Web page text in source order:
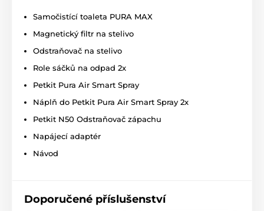
Trojitá regulace zápachu
Váš domov bude vždy dokonale čistý a voňavý díky
trojité regulací zápachu skrze
sprejový čistič
vzduchu
a dokonale
odpadkový koš.Těsně uzavřená nádoba na odpad
nedovolí uniknout sebemenšímu zápachu.
odvážen do omyvatelného a utěsněného kontejneru,
který zabraňuje vzniku nepříjemných pachů. Savá
kočička ráda vykonává potřebu na krajích toalety.
Samočistící toaleta PURA MAX
Magnetický filtr na stelivo
Odstraňovač na stelivo
Role sáčků na odpad 2x
Petkit Pura Air Smart Spray
Náplň do Petkit Pura Air Smart Spray 2x
Petkit N50 Odstraňovač zápachu
Napájecí adaptér
Návod
Doporučené příslušenství